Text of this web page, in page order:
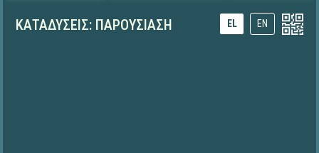
ΚΑΤΑΔΥΣΕΙΣ: ΠΑΡΟΥΣΙΑΣΗ EL EN